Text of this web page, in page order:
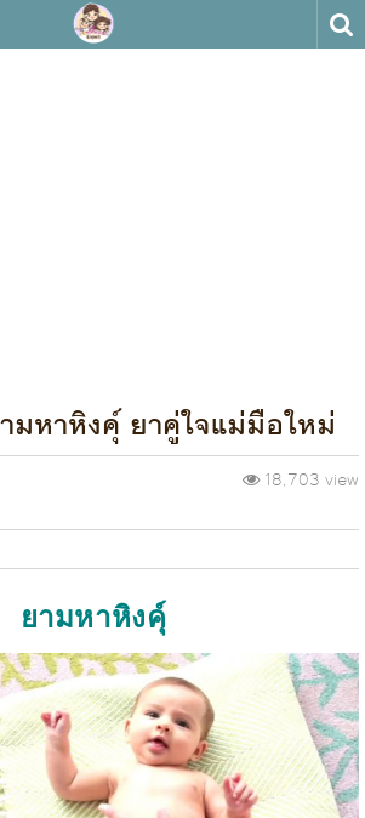
มหาหิงค์ุ ยาคู่ใจแม่มือใหม่
18,703 view
ยามหาหิงค์ุ